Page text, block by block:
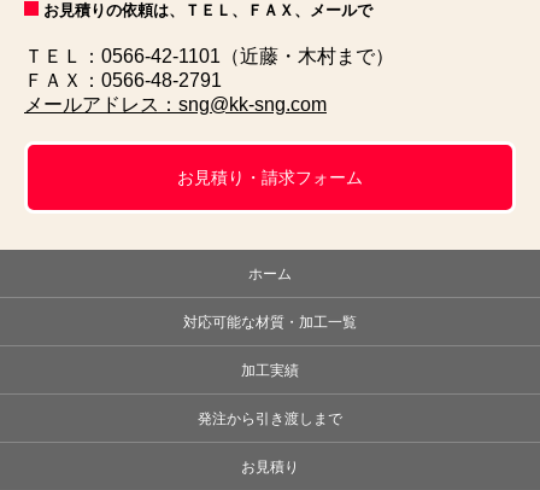
お見積りの依頼は、ＴＥＬ、ＦＡＸ、メールで
ＴＥＬ：0566-42-1101（近藤・木村まで）
ＦＡＸ：0566-48-2791
メールアドレス：sng@kk-sng.com
お見積り・請求フォーム
ホーム
対応可能な材質・加工一覧
加工実績
発注から引き渡しまで
お見積り